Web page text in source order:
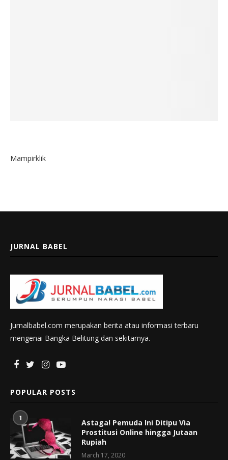
Mampirklik
JURNAL BABEL
Jurnalbabel.com merupakan berita atau informasi terbaru
mengenai Bangka Belitung dan sekitarnya.
POPULAR POSTS
1
Astaga! Pemuda Ini Ditipu Via
Prostitusi Online hingga Jutaan
Rupiah
March 17, 2020